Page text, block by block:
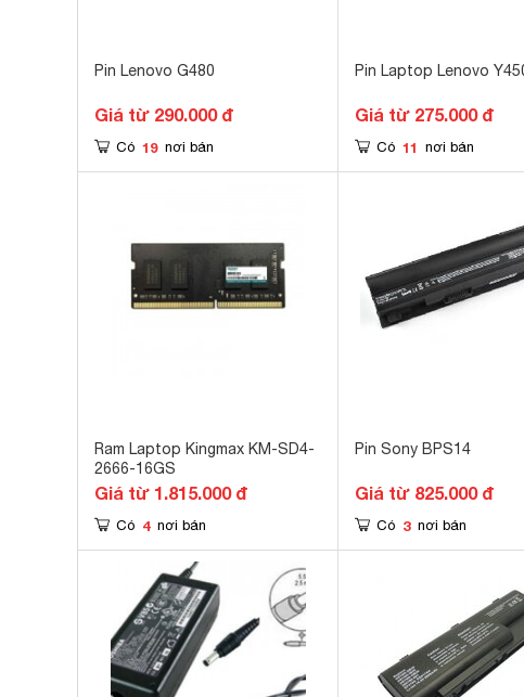
Pin Lenovo G480
Giá từ 290.000 đ
Có 19 nơi bán
Pin Laptop Lenovo
Giá từ 275.000 đ
Có 11 nơi bán
Ram Laptop Kingmax KM-SD4-
2666-16GS
Giá từ 1.815.000 đ
Có 4 nơi bán
Pin Sony BPS14
Giá từ 825.000 đ
Có 3 nơi bán